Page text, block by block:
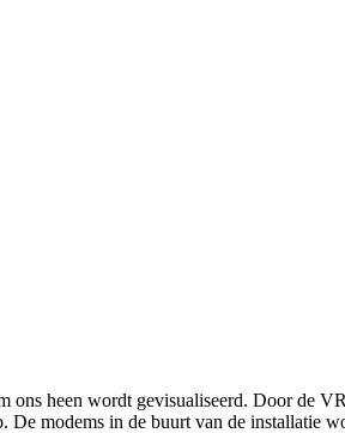
heen wordt gevisualiseerd. Door de
modems in de buurt van de installatie